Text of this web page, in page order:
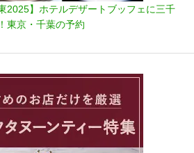
2025】ホテルデザートブッフェに三千
東京・千葉の予約